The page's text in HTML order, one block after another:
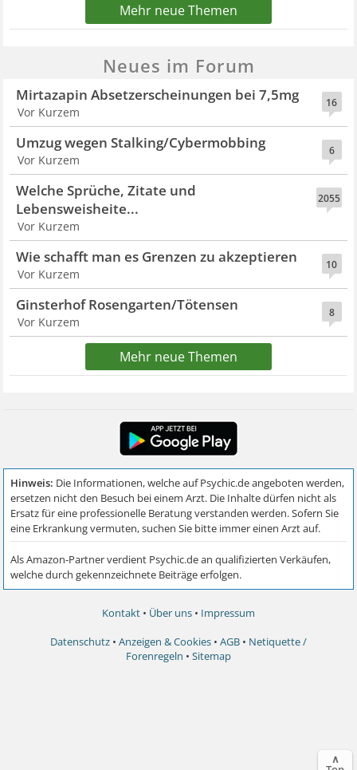
Mehr neue Themen
Neues im Forum
16
Mirtazapin Absetzerscheinungen bei 7,5mg
Vor Kurzem
6
Umzug wegen Stalking/Cybermobbing
Vor Kurzem
2055
Welche Sprüche, Zitate und
Lebensweisheite...
Vor Kurzem
10
Wie schafft man es Grenzen zu akzeptieren
Vor Kurzem
8
Ginsterhof Rosengarten/Tötensen
Vor Kurzem
Mehr neue Themen
Kontakt • Über uns • Impressum
Datenschutz • Anzeigen & Cookies • AGB • Netiquette /
Forenregeln • Sitemap
∧